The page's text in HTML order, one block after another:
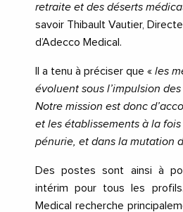
retraite et des déserts
savoir Thibault Vautier,
d’Adecco Medical.
Il a tenu à préciser que « les
évoluent sous l’impulsion
Notre mission est donc
et les établissements à la
pénurie, et dans la mutation
Des postes sont ainsi à
intérim pour tous les
Medical recherche